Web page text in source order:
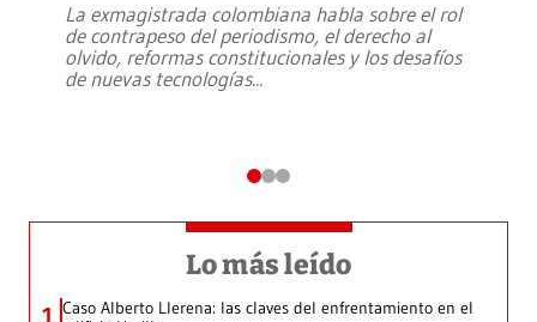
La exmagistrada colombiana habla sobre el rol
de contrapeso del periodismo, el derecho al
olvido, reformas constitucionales y los desafíos
de nuevas tecnologías...
Lo más leído
Caso Alberto Llerena: las claves del enfrentamiento en el